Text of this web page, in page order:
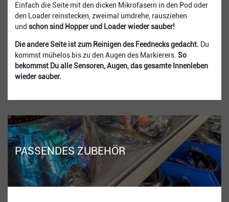
Einfach die Seite mit den dicken Mikrofasern in den Pod oder
den Loader reinstecken, zweimal umdrehe, rausziehen
und schon sind Hopper und Loader wieder sauber!
Die andere Seite ist zum Reinigen des Feednecks gedacht. Du
kommst mühelos bis zu den Augen des Markierers. So
bekommst Du alle Sensoren, Augen, das gesamte Innenleben
wieder sauber.
PASSENDES ZUBEHÖR